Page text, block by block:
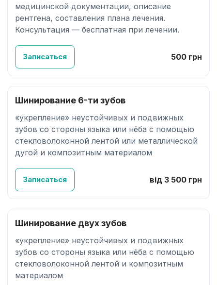
медицинской документации, описание
рентгена, составления плана лечения.
Консультация — бесплатная при лечении.
500 грн
Записаться
Шинирование 6-ти зубов
«укрепление» неустойчивых и подвижных
зубов со стороны языка или нёба с помощью
стекловолоконной лентой или металлической
дугой и композитным материалом
від 3 500 грн
Записаться
Шинирование двух зубов
«укрепление» неустойчивых и подвижных
зубов со стороны языка или нёба с помощью
стекловолоконной лентой и композитным
материалом